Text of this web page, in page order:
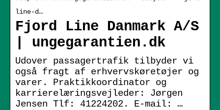
line-d…
Fjord Line Danmark A/S
| ungegarantien.dk
Udover passagertrafik tilbyder vi
også fragt af erhvervskøretøjer og
varer. Praktikkoordinator og
karrierelæringsvejleder: Jørgen
Jensen Tlf: 41224202. E-mail: …